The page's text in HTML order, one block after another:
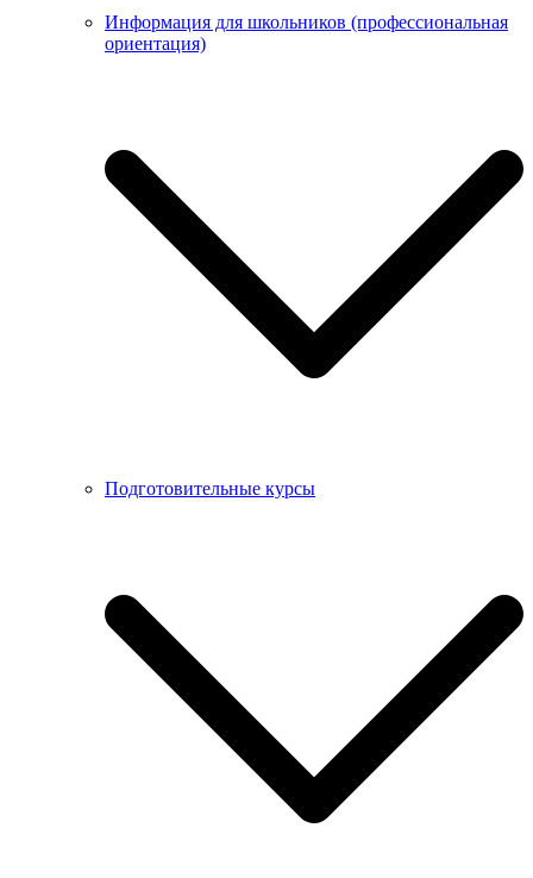
Информация для школьников (профессиональная
ориентация)
Подготовительные курсы